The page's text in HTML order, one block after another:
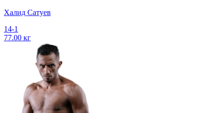
Халид Сатуев
14-1
77.00 кг